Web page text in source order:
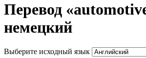
Перевод
немецкий
Выберите исходный язык